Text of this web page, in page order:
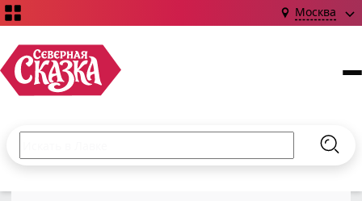
Москва
Введите текст и нажмите кнопку «Найти», чтобы